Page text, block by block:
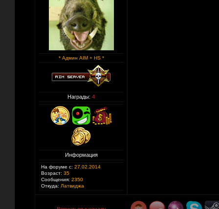
* Админ AIM + HS *
Награды: 4
Информация
На форуме с: 27.02.2014
Возраст: 35
Сообщения: 2350
Откуда: Латвиджа